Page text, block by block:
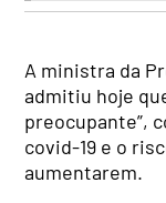
A ministra da
admitiu hoje
preocupante”,
covid-19 e o
aumentarem.